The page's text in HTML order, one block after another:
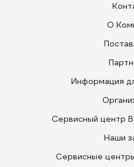
О
Информация
Сервисный центр
Наши
Сервисные